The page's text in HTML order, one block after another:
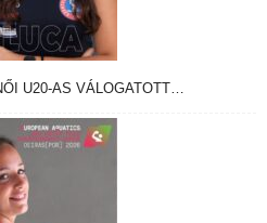
U20-AS VÁLOGATOTT…